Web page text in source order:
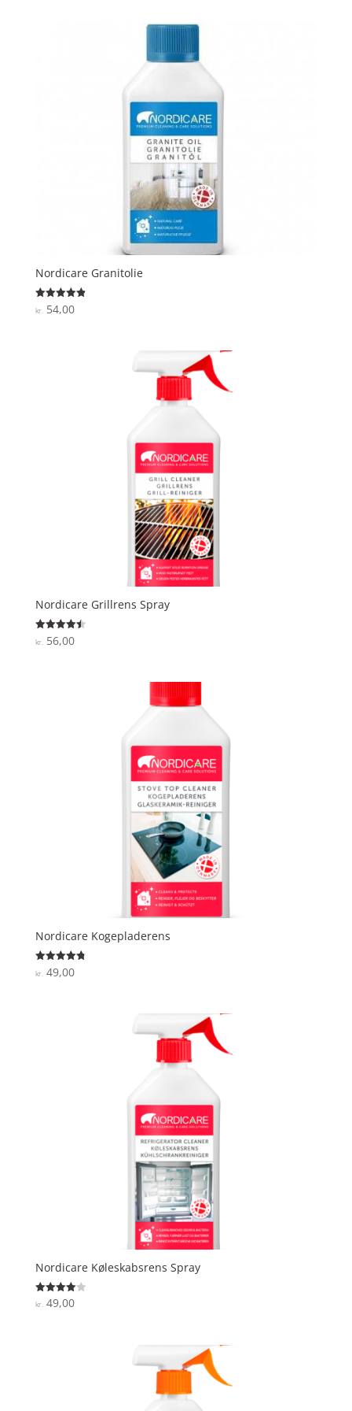
Nordicare Granitolie
Vurderet
4.9
kr.54,00
Nordicare Grillrens Spray
Vurderet
4.5
kr. 56,00
Nordicare Kogepladerens
Vurderet
4.8
kr. 49,00
Nordicare Køleskabsrens Spray
Vurderet
4
kr.49,00